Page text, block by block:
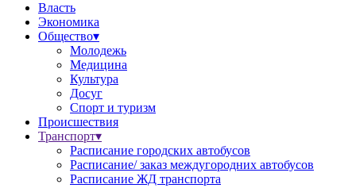
Власть
Экономика
Общество▾
Молодежь
Медицина
Культура
Досуг
Спорт и туризм
Происшествия
Транспорт▾
Расписание городских автобусов
Расписание/ заказ междугородних автобусов
Расписание ЖД транспорта